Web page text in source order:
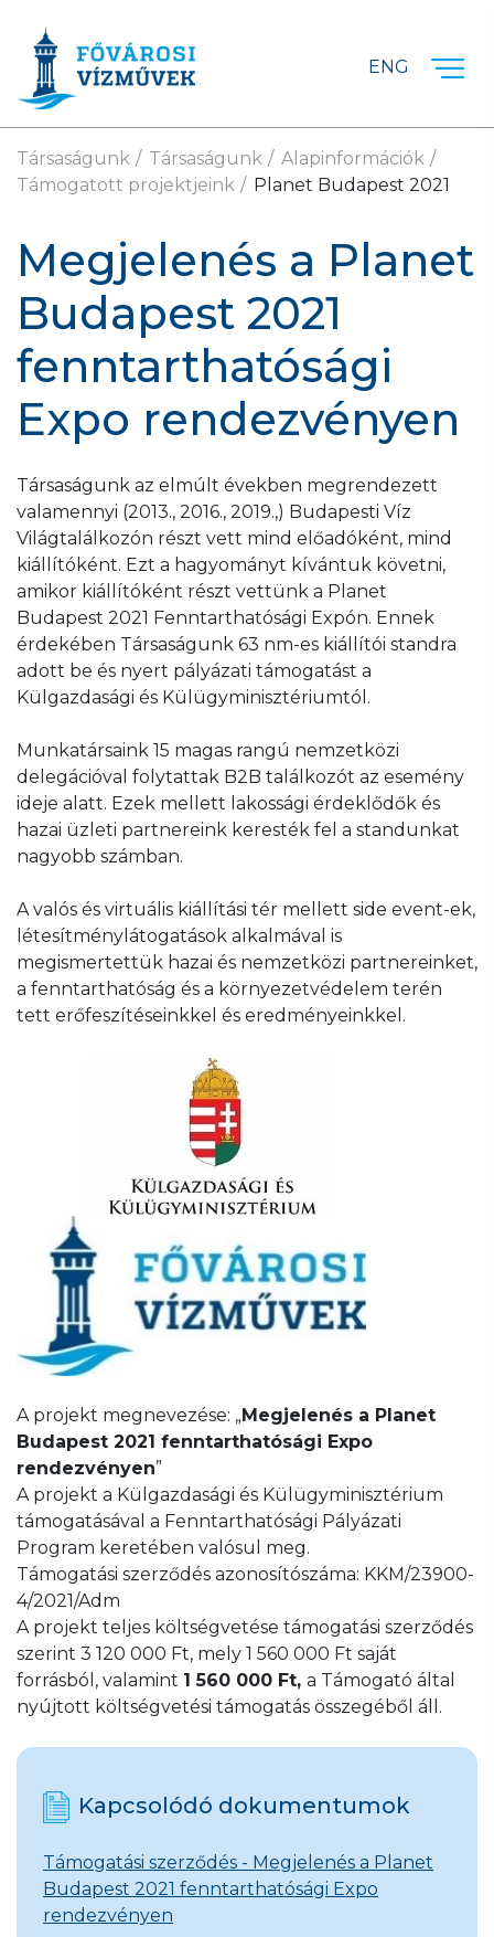
ENG
Társaságunk Társaságunk
Alapinformációk
Támogatott projektjeink
Planet Budapest 2021
Megjelenés a Planet
Budapest 2021
fenntarthatósági
Expo rendezvényen
Társaságunk az elmúlt években megrendezett
valamennyi (2013., 2016., 2019.,) Budapesti Víz
Világtalálkozón részt vett mind előadóként, mind
kiállítóként. Ezt a hagyományt kívántuk követni,
amikor kiállítóként részt vettünk a Planet
Budapest 2021 Fenntarthatósági Expón. Ennek
érdekében Társaságunk 63 nm-es kiállítói standra
adott be és nyert pályázati támogatást a
Külgazdasági és Külügyminisztériumtól.
Munkatársaink 15 magas rangú nemzetközi
delegációval folytattak B2B találkozót az esemény
ideje alatt. Ezek mellett lakossági érdeklődők és
hazai üzleti partnereink keresték fel a standunkat
nagyobb számban.
A valós és virtuális kiállítási tér mellett side event-ek,
létesítménylátogatások alkalmával is
megismertettük hazai és nemzetközi partnereinket,
a fenntarthatóság és a környezetvédelem terén
tett erőfeszítéseinkkel és eredményeinkkel.
A projekt megnevezése: „Megjelenés a Planet
Budapest 2021 fenntarthatósági Expo
rendezvényen”
A projekt a Külgazdasági és Külügyminisztérium
támogatásával a Fenntarthatósági Pályázati
Program keretében valósul meg.
Támogatási szerződés azonosítószáma: KKM/23900-
4/2021/Adm
A projekt teljes költségvetése támogatási szerződés
szerint 3 120 000 Ft, mely 1 560 000 Ft saját
forrásból, valamint 1 560 000 Ft, a Támogató által
nyújtott költségvetési támogatás összegéből áll.
Kapcsolódó dokumentumok
Támogatási szerződés - Megjelenés a Planet
Budapest 2021 fenntarthatósági Expo
rendezvényen